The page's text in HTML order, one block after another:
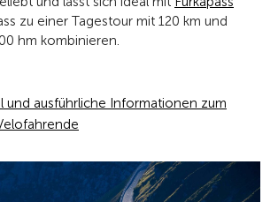
zu einer Tagestour mit 120 km und
hm kombinieren.
und ausführliche Informationen zum